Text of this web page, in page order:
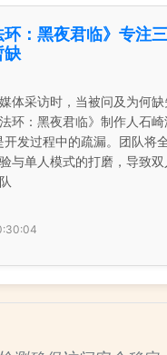
环：黑夜君临》专注
缺
体采访时，当被问及为何
环：黑夜君临》制作人石
发过程中的疏漏。团队将
与单人模式的打磨，导致